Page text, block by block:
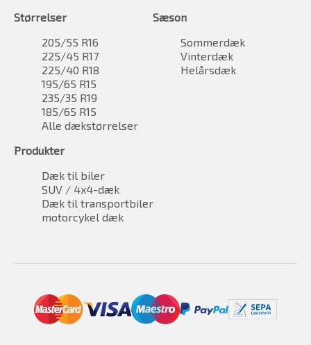
Størrelser
205/55 R16
225/45 R17
225/40 R18
195/65 R15
235/35 R19
185/65 R15
Alle dækstørrelser
Sæson
Sommerdæk
Vinterdæk
Helårsdæk
Produkter
Dæk til biler
SUV / 4x4-dæk
Dæk til transportbiler
motorcykel dæk